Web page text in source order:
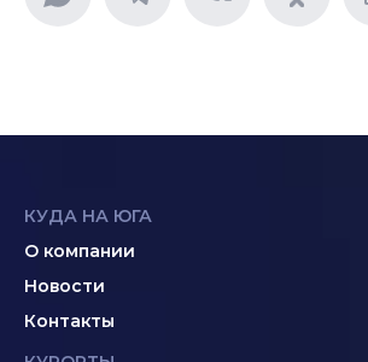
КУДА НА ЮГА
О компании
Новости
Контакты